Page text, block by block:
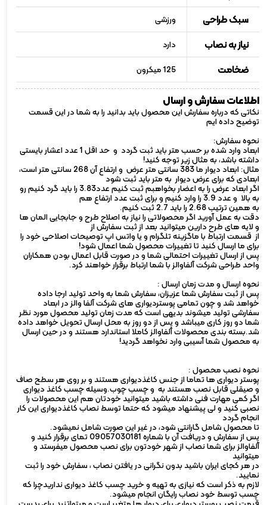
سبک طراحی ورزشی
نیاز به نصاب دارد
ضخامت 125 میکرون
اطلاعات سفارش و ارسال
نکاتی که درباره سفارش این محصول باید بدانید را به شما در این قسمت
توضیح داده ایم
نحوه سفارش:
ابعاد وارد شده بر حسب متر باید ثبت گردد و حد اقل 1 عدد اعشار بایستی
داشته باشد، به مثال زیر توجه کنید!
مثال: ابعاد دیوار ما 383 سانتی متر عرض و ارتفاع آن 268 سانتی متر است،
ابعادی که برای عرض دیوار به متر باید ثبت شود
اگر ابعاد عرض را به اعضار بخواهبم ثبت کنیم عدد3.83 را باید گرد کنیم رو
به بالا و عدد 3.9 را وارد کنیم و برای ثبت عدد ارتفاع هم
به همین ترتیب 2.68 را باید 2.7 ثبت کنیم.
دقت به عمل آورید اگر محصولاتی را نیاز به اصلاح طرح و جابجایی المان ها
و لایه های طرح دارین میتوانید بعد از ثبت سفارش از
از قسمت ارتباط با ماگزینه تلگرام و یا واتس اپ توصیحات اصلاحی خود را
برای ما ارسال کنید تا تغییرات محصول شما اعمال شود!
پس از ارسال تغییرات احتمالی شما و در صورت قابل اعمال بودن همکاران
واحد طراحی شرکت آلفاوالز با شما ارتباط برقرار خواهند کرد.
نحوه ارسال و مدت زمان ارسال :
پس از ثبت سفارش شما عزیزان، سفارش شما به واحد تولید ارجا داده
خواهد شد و چون تمامی پوستردیواری های شرکت آلفا والز در ابعاد
سفارشی تولید میشوند بدیهی است که مدت زمان تولید محصول مورد نظر
شما دو روز کاری میباشد و پس از دو روز به محل ارسال تحویل خواهد داده
شد.بسته بندی محصولات آلفاوالز کاملا استاندارد هستند و در حین ارسال
به محصول شما آسیبی وارد نخواهد گردید!
نحوه نصب محصول :
پوستر دیواری ها تماما از جنس کاغذدیواری هستند و بر روی هر سطح صاف
و صیقلی قابل نصب هستند به و چسب چوب.وسیله چسب کاغذ دیواری
اگر کمی مهارت فنی داشته باشید میتوانید خودتان هم این محصولات را
نصبی کنید و لی پیشنهاد میشود که حتما توسط نصاب کاغذدیواری این کار
انجام گردد
تا محصول شامل گارانتی شود، در غیر این صورت شامل نمیشود.
پس از سفارش و دریافت آن با شماره 09057030181 تمای برقرار کنید و
آلفاوالز برای شما نصاب از شهر خودتون برای نصب محصول میفرستد و
میتوانید
در هر کجای ایران باشید بدون نگرانی در یافتن نصاب ، سفارش خود را ثبت
نمایید.
لازم به ذکر است که نیازی به تهیه و خرید چسب کاغذ دیواری نداریدچرا که
چسب توسط خود نصاب رایگان انجام میشود.